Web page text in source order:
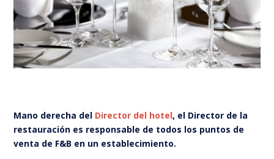
Mano derecha del Director del hotel, el Director de la
restauración es responsable de todos los puntos de
venta de F&B en un establecimiento.